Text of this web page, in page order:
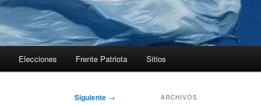
Elecciones Frente Patriota Sitios
Siguiente → ARCHIVOS